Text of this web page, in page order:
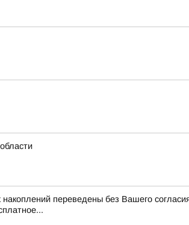
переведены без Вашего